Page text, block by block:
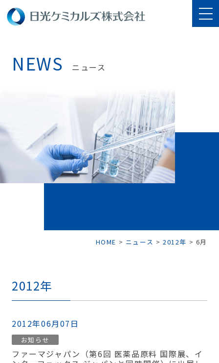
NEWS ニュース
HOME > ニュース > 2012年 > 6月
2012年
2012年06月07日
お知らせ
ファーマジャパン（第6回 医薬品原料 国際展、イ